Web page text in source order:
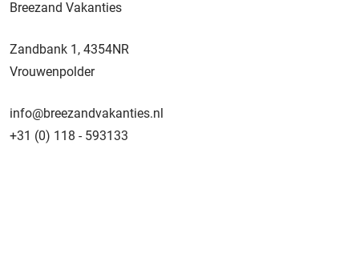
Breezand Vakanties
Zandbank 1, 4354NR
Vrouwenpolder
info@breezandvakanties.nl
+31 (0) 118 - 593133